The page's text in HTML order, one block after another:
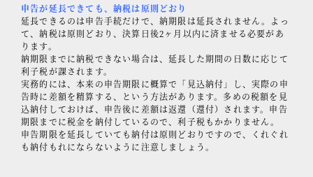
申告が延長できても、納税は原則どおり
延長できるのは申告手続だけで、納期限は延長されません。よっ
て、納税は原則どおり、決算日後2ヶ月以内に済ませる必要があ
ります。
納期限までに納税できない場合は、延長した期間の日数に応じて
利子税が課されます。
実務的には、本来の申告期限に概算で「見込納付」し、実際の申
告時に差額を精算する、という方法があります。多めの税額を見
込納付しておけば、申告後に差額は返還（還付）されます。申告
期限までに税金を納付しているので、利子税もかかりません。
申告期限を延長していても納付は原則どおりですので、くれぐれ
も納付もれにならないように注意しましょう。